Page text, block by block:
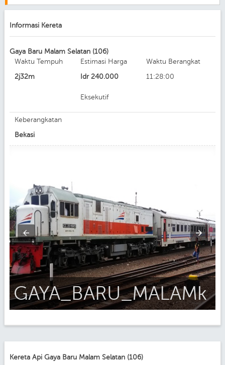
Informasi Kereta
Gaya Baru Malam Selatan (106)
Waktu Tempuh
2j32m
Estimasi Harga
Idr 240.000
Eksekutif
Waktu Berangkat
11:28:00
Keberangkatan
Bekasi
GAYA_BARU_MALAMk
Kereta Api Gaya Baru Malam Selatan (106)